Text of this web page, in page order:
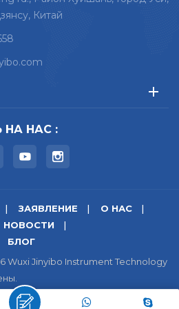
можно приготовить
с помощью
180°С, давление
и подготовка
Китай
НАС :
ЗАЯВЛЕНИЕ
О НАС
НОВОСТИ
БЛОГ
Wuxi Jinyibo Instrument Technology
конфиденциальности